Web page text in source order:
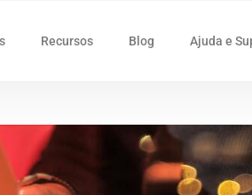
Recursos Blog Ajuda e